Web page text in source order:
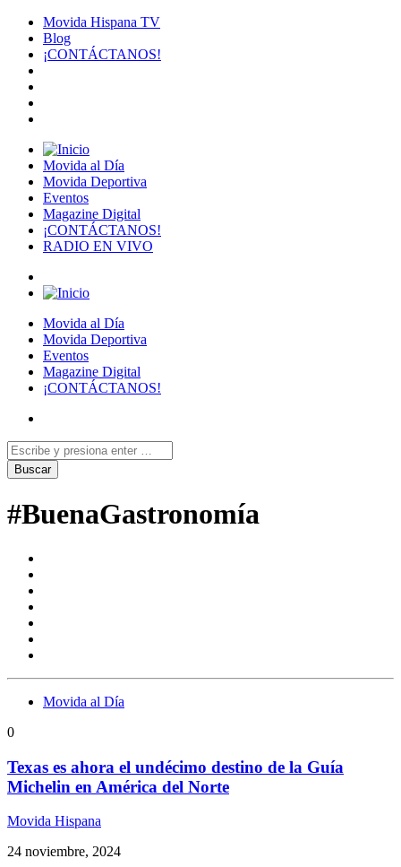
Movida Hispana TV
Blog
¡CONTÁCTANOS!
Movida al Día
Movida Deportiva
Eventos
Magazine Digital
¡CONTÁCTANOS!
RADIO EN VIVO
Movida al Día
Movida Deportiva
Eventos
Magazine Digital
¡CONTÁCTANOS!
#BuenaGastronomía
Movida al Día
0
Texas es ahora el undécimo destino de la Guía
Michelin en América del Norte
Movida Hispana
24 noviembre, 2024